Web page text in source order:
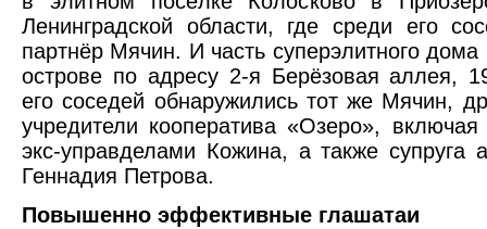
Ленинградской области, где среди его
партнёр Мячин. И часть суперэлитного
острове по адресу 2-я Берёзовая аллея,
его соседей обнаружились тот же Мячин,
учредители кооператива «Озеро»,
экс-управделами Кожина, а также супруга
Геннадия Петрова.
Повышенно эффективные глашатаи